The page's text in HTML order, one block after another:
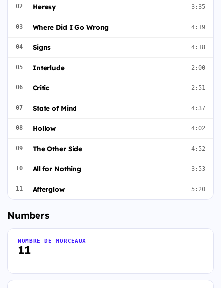
02 Heresy 3:35
03 Where Did I Go Wrong 4:19
04 Signs 4:18
05 Interlude 2:00
06 Critic 2:51
07 State of Mind 4:37
08 Hollow 4:02
09 The Other Side 4:52
10 All for Nothing 3:53
11 Afterglow 5:20
Numbers
11
NOMBRE DE MORCEAUX